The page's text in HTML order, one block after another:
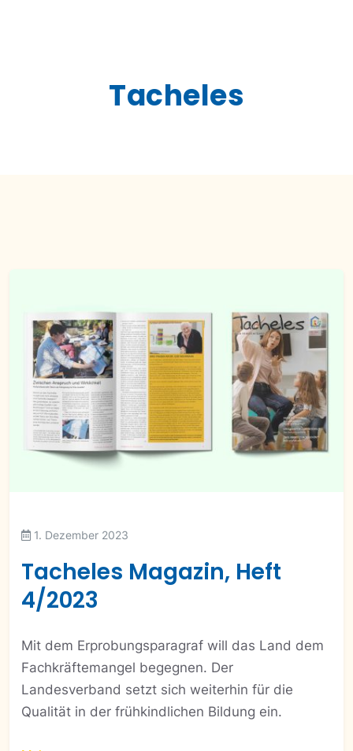
Tacheles
1. Dezember 2023
Tacheles Magazin, Heft
4/2023
Mit dem Erprobungsparagraf will das Land dem
Fachkräftemangel begegnen. Der
Landesverband setzt sich weiterhin für die
Qualität in der frühkindlichen Bildung ein.